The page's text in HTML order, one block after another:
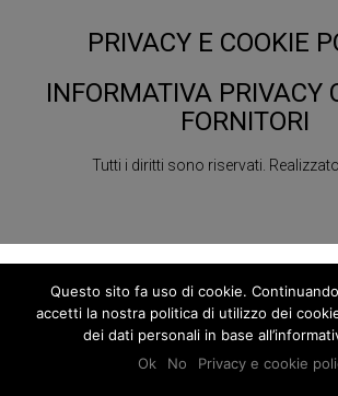
PRIVACY E COOKIE
INFORMATIVA PRIVACY
FORNITORI
Tutti i diritti sono riservati.
Questo sito fa uso di cookie.
accetti la nostra politica di utilizzo dei
dei dati personali in base
Ok
No Privacy e cookie